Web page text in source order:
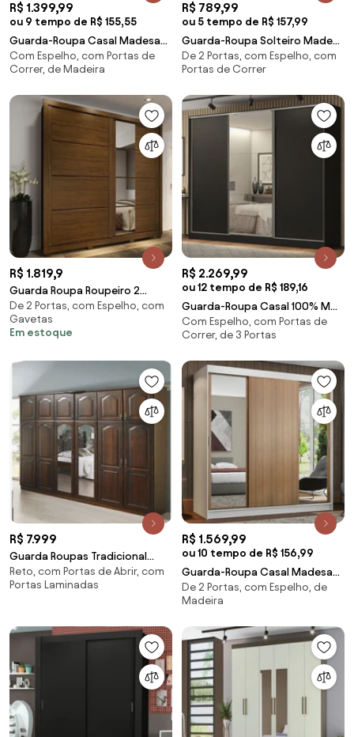
R$ 1.399,99
ou 9 tempo de R$ 155,55
Guarda-Roupa Casal Madesa
Reno 3 Portas de Correr com
Espelho Rustic/Preto
Com Espelho, com Portas de
Correr, de Madeira
R$ 789,99
ou 5 tempo de R$ 157,99
Guarda-Roupa Solteiro Madesa
Denver 2 Portas de Correr com
Espelho Rustic Cor:Rustic
De 2 Portas, com Espelho, com
Portas de Correr
R$ 1.819,9
Guarda Roupa Roupeiro 2
Portas com Espelho 4 Gaveta
Castanho
De 2 Portas, com Espelho, com
Gavetas
Em estoque
R$ 2.269,99
ou 12 tempo de R$ 189,16
Guarda-Roupa Casal 100% MDF
Madesa Royale 3 Portas de
Correr com Espelho Preto
Com Espelho, com Portas de
Correr, de 3 Portas
R$ 7.999
Guarda Roupas Tradicional
Nobre 12 Portas Domus Móveis
Reto, com Portas de Abrir, com
Portas Laminadas
R$ 1.569,99
ou 10 tempo de R$ 156,99
Guarda-Roupa Casal Madesa
Reno 3 Portas de Correr com
Espelhos Branco/Rustic
De 2 Portas, com Espelho, de
Madeira